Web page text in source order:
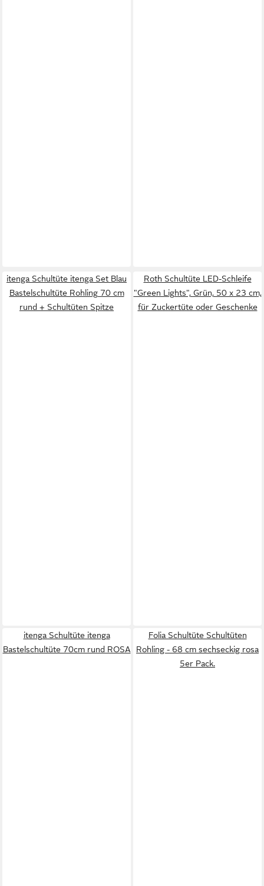
itenga Schultüte itenga Set Blau
Bastelschultüte Rohling 70 cm
rund + Schultüten Spitze
Roth Schultüte LED-Schleife
"Green Lights", Grün, 50 x 23 cm,
für Zuckertüte oder Geschenke
itenga Schultüte itenga
Bastelschultüte 70cm rund ROSA
Folia Schultüte Schultüten
Rohling - 68 cm sechseckig rosa
5er Pack.